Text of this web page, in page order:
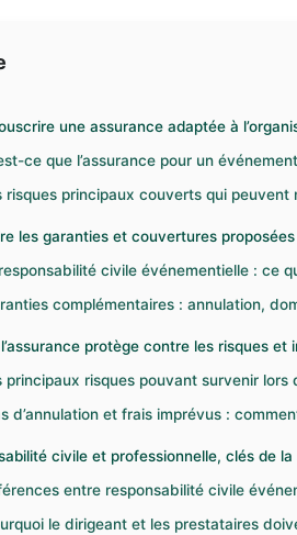
une assurance adaptée à
ce que l’assurance pour un
risques principaux couverts qui peuvent
les garanties et couvertures
civile événementielle : ce
complémentaires : annulation,
protège contre les risques et
principaux risques pouvant survenir lors
d’annulation et frais imprévus :
civile et professionnelle, clés de
entre responsabilité civile
le dirigeant et les prestataires